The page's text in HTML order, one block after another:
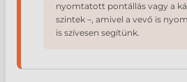
nyomtatott pontállás vagy a
szintek –, amivel a vevő is
is szívesen segítünk.